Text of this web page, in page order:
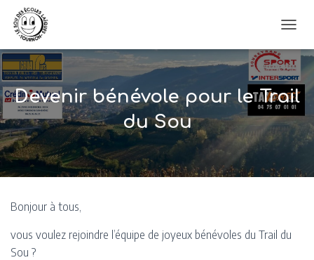
Devenir bénévole pour le Trail
du Sou
Bonjour à tous,
vous voulez rejoindre l’équipe de joyeux bénévoles du Trail du
Sou ?